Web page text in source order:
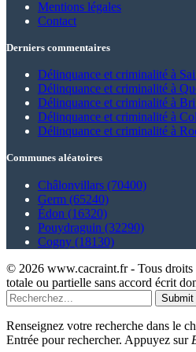
Mentions légales
Contact
Derniers commentaires
Délinquance et criminalité à
Délinquance et criminalité à
Délinquance et criminalité à
Délinquance et criminalité à
Délinquance et criminalité à
Communes aléatoires
Châlonvillars (70400)
Germ (65240)
Édon (16320)
Pouydraguin (32290)
Cogny (18130)
© 2026 www.cacraint.fr - Tous droits
totale ou partielle sans accord écrit
Submit
Renseignez votre recherche dans le
Entrée pour rechercher. Appuyez sur